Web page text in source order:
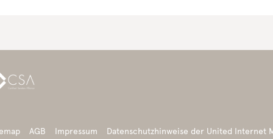
AGB Impressum Datenschutzhinweise der United Internet